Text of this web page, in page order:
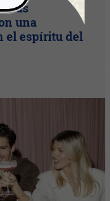
una
el espíritu del